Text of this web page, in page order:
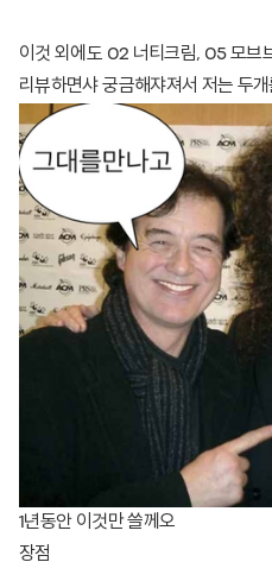
이것 외에도 02 너티크림, 05 모브
리뷰하면샤 궁금해쟈져서 저는 두
1년동안 이것만 쓸께오
장점